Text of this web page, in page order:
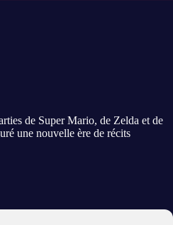
de Super Mario, de Zelda et de
une nouvelle ère de récits